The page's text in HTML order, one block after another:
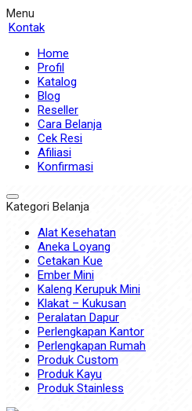
Menu
Kontak
Home
Profil
Katalog
Blog
Reseller
Cara Belanja
Cek Resi
Afiliasi
Konfirmasi
Kategori Belanja
Alat Kesehatan
Aneka Loyang
Cetakan Kue
Ember Mini
Kaleng Kerupuk Mini
Klakat – Kukusan
Peralatan Dapur
Perlengkapan Kantor
Perlengkapan Rumah
Produk Custom
Produk Kayu
Produk Stainless